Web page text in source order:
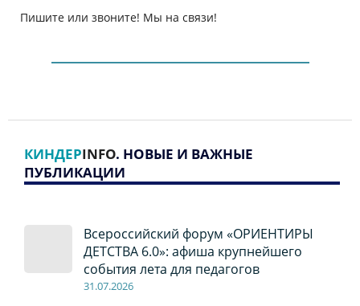
Пишите или звоните! Мы на связи!
КИНДЕРINFO. НОВЫЕ И ВАЖНЫЕ
ПУБЛИКАЦИИ
Всероссийский форум «ОРИЕНТИРЫ
ДЕТСТВА 6.0»: афиша крупнейшего
события лета для педагогов
31.07.2026